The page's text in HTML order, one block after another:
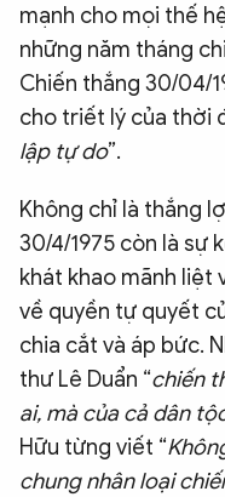
mạnh cho mọi thế
những năm tháng
Chiến thắng 30/04/
cho triết lý của thời
lập tự do”.
Không chỉ là thắng
30/4/1975 còn là sự
khát khao mãnh liệt
về quyền tự quyết
chia cắt và áp bức.
thư Lê Duẩn “chiến
ai, mà của cả dân
Hữu từng viết “
chung nhân loại